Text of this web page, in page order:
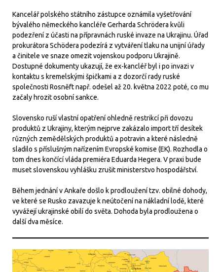
Kancelář polského státního zástupce oznámila vyšetřování
bývalého německého kancléře Gerharda Schrödera kvůli
podezření z účasti na přípravnách ruské invaze na Ukrajinu. Úřad
prokurátora Schödera podezírá z vytváření tlaku na unijní úřady
a činitele ve snaze omezit vojenskou podporu Ukrajině.
Dostupné dokumenty ukazují, že ex-kancléř byl i po invazi v
kontaktu s kremelskými špičkami a z dozorčí rady ruské
společnosti Rosněft např. odešel až 20. května 2022 poté, co mu
začaly hrozit osobní sankce.
Slovensko ruší vlastní opatření ohledně restrikcí při dovozu
produktů z Ukrajiny, kterým nejprve zakázalo import tří desítek
různých zemědělských produktů a potravin a které následně
sladilo s příslušným nařízením Evropské komise (EK). Rozhodla o
tom dnes končící vláda premiéra Eduarda Hegera. V praxi bude
muset slovenskou vyhlášku zrušit ministerstvo hospodářství.
Během jednání v Ankaře došlo k prodloužení tzv. obilné dohody,
ve které se Rusko zavazuje k neútočení na nákladní lodě, které
vyvážejí ukrajinské obilí do světa. Dohoda byla prodloužena o
další dva měsíce.